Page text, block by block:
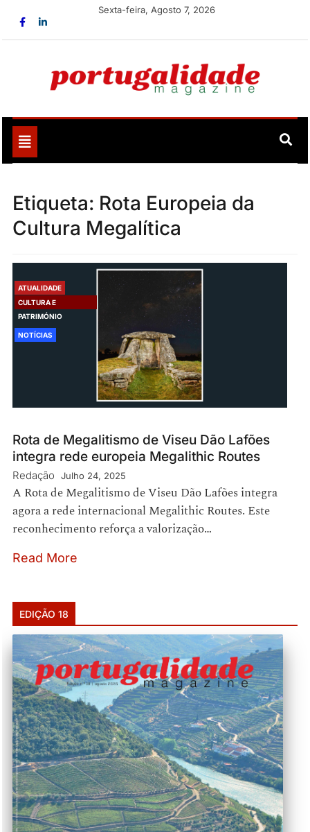
Sexta-feira, Agosto 7, 2026
Portugalidade
Toggle
navigation
Etiqueta: Rota Europeia da
Cultura Megalítica
ATUALIDADE
CULTURA E
PATRIMÓNIO
NOTÍCIAS
Rota de Megalitismo de Viseu Dão Lafões
integra rede europeia Megalithic Routes
Redação Julho 24, 2025
A Rota de Megalitismo de Viseu Dão Lafões integra
agora a rede internacional Megalithic Routes. Este
reconhecimento reforça a valorização…
Read More
EDIÇÃO 18